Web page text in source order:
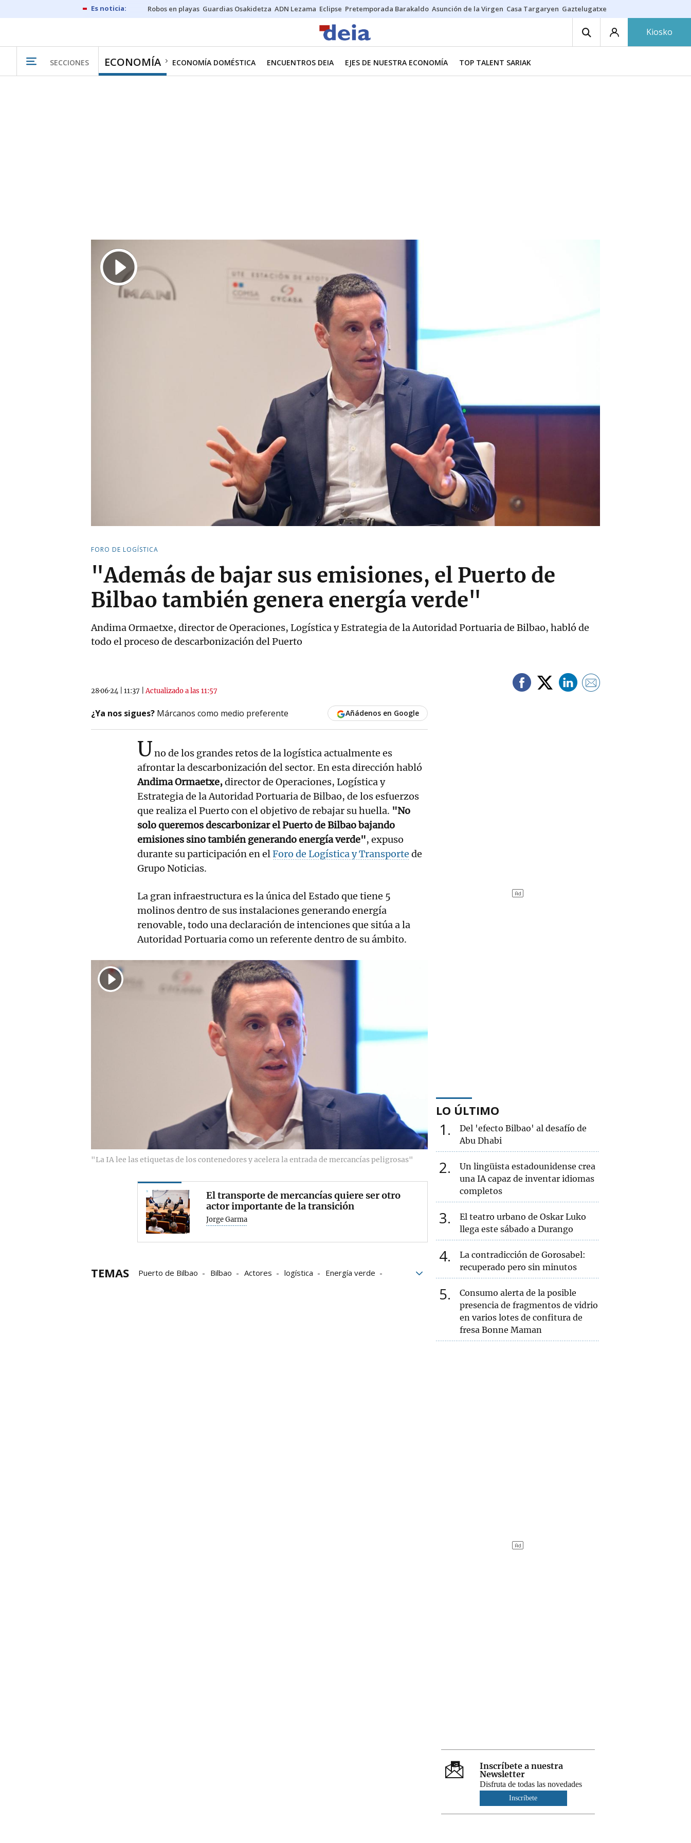
Robos en playas Guardias Osakidetza ADN Lezama Eclipse Pretemporada Barakaldo Asunción de la Virgen Casa Targaryen Gaztelugatxe
Kiosko
SECCIONES ECONOMÍA ECONOMÍA DOMÉSTICA ENCUENTROS DEIA EJES DE NUESTRA ECONOMÍA TOP TALENT SARIAK
FORO DE LOGÍSTICA
"Además de bajar sus emisiones, el Puerto de
Bilbao también genera energía verde"
Andima Ormaetxe, director de Operaciones, Logística y Estrategia de la Autoridad Portuaria de Bilbao, habló de
todo el proceso de descarbonización del Puerto
28·06·24 11:37 |Actualizado a las 11:57
¿Ya nos sigues? Márcanos como medio preferente Añádenos en Google
Uno de los grandes retos de la logística actualmente es
afrontar la descarbonización del sector. En esta dirección habló
Andima Ormaetxe,director de Operaciones, Logística y
Estrategia de la Autoridad Portuaria de Bilbao, de los esfuerzos
que realiza el Puerto con el objetivo de rebajar su huella. "No
solo queremos descarbonizar el Puerto de Bilbao bajando
emisiones sino también generando energía verde", expuso
durante su participación en elForo de Logística y Transporte de
Grupo Noticias.
La gran infraestructura es la única del Estado que tiene 5
molinos dentro de sus instalaciones generando energía
renovable, todo una declaración de intenciones que sitúa a la
Autoridad Portuaria como un referente dentro de su ámbito.
"La IA lee las etiquetas de los contenedores y acelera la entrada de mercancías peligrosas"
El transporte de mercancías quiere ser otro
actor importante de la transición
Jorge Garma
TEMAS Puerto de Bilbao Bilbao Actores logística
Energía verde
LO ÚLTIMO
1
Del 'efecto Bilbao' al desafío de
Abu Dhabi
2
Un lingüista estadounidense crea
una IA capaz de inventar idiomas
completos
3
El teatro urbano de Oskar Luko
llega este sábado a Durango
4
La contradicción de Gorosabel:
recuperado pero sin minutos
5
Consumo alerta de la posible
presencia de fragmentos de vidrio
en varios lotes de confitura de
fresa Bonne Maman
Inscríbete a nuestra
Newsletter
Disfruta de todas las novedades
Inscríbete